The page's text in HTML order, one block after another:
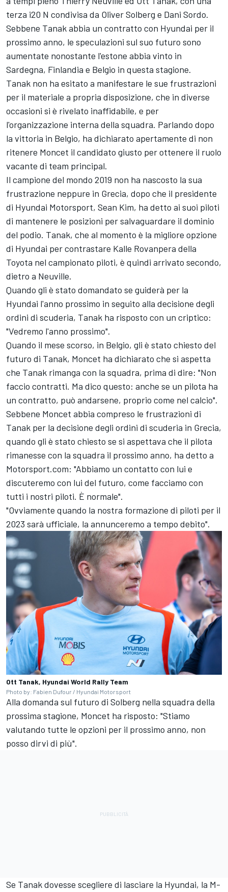
terza i20 N condivisa da Oliver Solberg e Dani Sordo.
Sebbene Tanak abbia un contratto con Hyundai per il
prossimo anno, le speculazioni sul suo futuro sono
aumentate nonostante l'estone abbia vinto in
Sardegna, Finlandia e Belgio in questa stagione.
Tanak non ha esitato a manifestare le sue frustrazioni
per il materiale a propria disposizione, che in diverse
occasioni si è rivelato inaffidabile, e per
l'organizzazione interna della squadra. Parlando dopo
la vittoria in Belgio, ha dichiarato apertamente di non
ritenere Moncet il candidato giusto per ottenere il ruolo
vacante di team principal.
Il campione del mondo 2019 non ha nascosto la sua
frustrazione neppure in Grecia, dopo che il presidente
di Hyundai Motorsport, Sean Kim, ha detto ai suoi piloti
di mantenere le posizioni per salvaguardare il dominio
del podio. Tanak, che al momento è la migliore opzione
di Hyundai per contrastare Kalle Rovanpera della
Toyota nel campionato piloti, è quindi arrivato secondo,
dietro a Neuville.
Quando gli è stato domandato se guiderà per la
Hyundai l'anno prossimo in seguito alla decisione degli
ordini di scuderia, Tanak ha risposto con un criptico:
"Vedremo l'anno prossimo".
Quando il mese scorso, in Belgio, gli è stato chiesto del
futuro di Tanak, Moncet ha dichiarato che si aspetta
che Tanak rimanga con la squadra, prima di dire: "Non
faccio contratti. Ma dico questo: anche se un pilota ha
un contratto, può andarsene, proprio come nel calcio".
Sebbene Moncet abbia compreso le frustrazioni di
Tanak per la decisione degli ordini di scuderia in Grecia,
quando gli è stato chiesto se si aspettava che il pilota
rimanesse con la squadra il prossimo anno, ha detto a
Motorsport.com: "Abbiamo un contatto con lui e
discuteremo con lui del futuro, come facciamo con
tutti i nostri piloti. È normale".
"Ovviamente quando la nostra formazione di piloti per il
2023 sarà ufficiale, la annunceremo a tempo debito".
Ott Tanak, Hyundai World Rally Team
Photo by: Fabien Dufour / Hyundai Motorsport
Alla domanda sul futuro di Solberg nella squadra della
prossima stagione, Moncet ha risposto: "Stiamo
valutando tutte le opzioni per il prossimo anno, non
posso dirvi di più".
Se Tanak dovesse scegliere di lasciare la Hyundai, la M-